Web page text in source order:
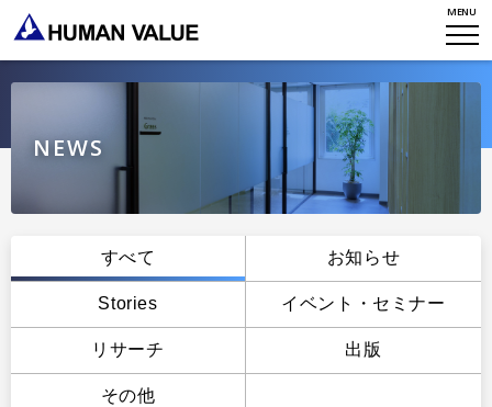
MENU
WHO WE ARE
会社概要
HVからのメッセージ
ミッション・バリュー
プライバシーポリシー
WHAT WE DO
組織変革
リーダーシップ
PMI
出版
STORIES
イベント・セミナー
CONTACT
NEWS
すべて お知らせ
Stories イベント・セミナー
リサーチ 出版
その他